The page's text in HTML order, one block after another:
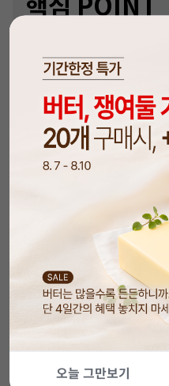
오늘 그만보기
✅ 지름 7mm X 길이
이즈에요.
✅ PP소재 제작으로